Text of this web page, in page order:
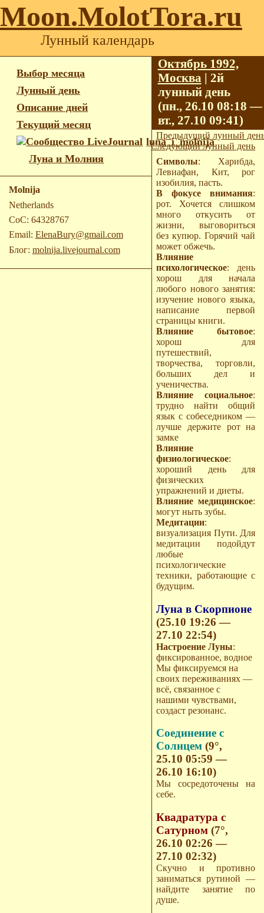
Moon.MolotTora.ru
Лунный календарь
Выбор месяца
Лунный день
Описание дней
Текущий месяц
luna_i_molnija
Луна и Молния
Molnija
Netherlands
CoC: 64328767
Email: ElenaBury@gmail.com
Блог: molnija.livejournal.com
Октябрь 1992,
Москва | 2й
лунный день
(пн., 26.10 08:18 —
вт., 27.10 09:41)
Предыдущий лунный
Следующий лунный день
Символы: Харибда,
Левиафан, Кит, рог
изобилия, пасть.
В фокусе внимания:
рот. Хочется слишком
много откусить от
жизни, выговориться
без купюр. Горячий чай
может обжечь.
Влияние
психологическое: день
хорош для начала
любого нового занятия:
изучение нового языка,
написание первой
страницы книги.
Влияние бытовое:
хорош для
путешествий,
творчества, торговли,
больших дел и
ученичества.
Влияние социальное:
трудно найти общий
язык с собеседником —
лучше держите рот на
замке
Влияние
физиологическое:
хороший день для
физических
упражнений и диеты.
Влияние медицинское:
могут ныть зубы.
Медитации:
визуализация Пути. Для
медитации подойдут
любые
психологические
техники, работающие с
будущим.
Луна в Скорпионе
(25.10 19:26 —
27.10 22:54)
Настроение Луны:
фиксированное, водное
Мы фиксируемся на
своих переживаниях —
всё, связанное с
нашими чувствами,
создаст резонанс.
Соединение с
Солнцем(9°,
25.10 05:59 —
26.10 16:10)
Мы сосредоточены на
себе.
Квадратура с
Сатурном(7°,
26.10 02:26 —
27.10 02:32)
Скучно и противно
заниматься рутиной —
найдите занятие по
душе.